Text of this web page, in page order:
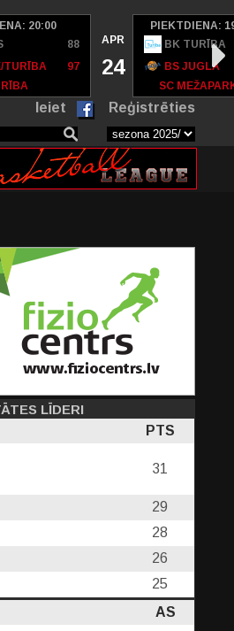
20:00
88
TURĪBA
97
APR
24
PIEKTDIENA:
BK TURĪBA
BS JUGLA
SC
Ieiet Reģistrēties
LĪDERI
PTS
31
29
28
26
25
AS